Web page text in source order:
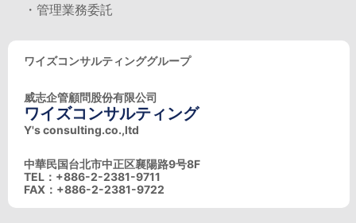
・管理業務委託
ワイズコンサルティンググループ
威志企管顧問股份有限公司
ワイズコンサルティング
Y's consulting.co.,ltd
中華民国台北市中正区襄陽路9号8F
TEL：+886-2-2381-9711
FAX：+886-2-2381-9722